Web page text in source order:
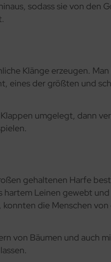
sodass sie von den
Klänge erzeugen.
eines der größten und
umgelegt, dann
gehaltenen Harfe
Leinen gewebt
die Menschen von
von Bäumen und auch